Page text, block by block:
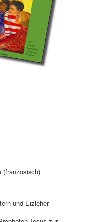
(französisch)
und Erzieher